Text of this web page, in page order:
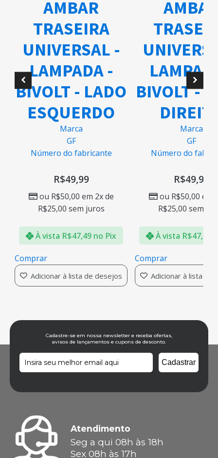
AMBAR
TRASEIRA
UNIVERSAL -
LAMPADA -
BIVOLT - LADO
ESQUERDO
Marca
GF
Número do fabricante
R$49,99
ou R$50,00 em 2x de
R$25,00 sem juros
À vista R$47,49 no Pix
Comprar
Adicionar à lista de desejos
BIVOLT -
Marca
GF
Número do
R$49,99
ou R$50,00 em
R$25,00 sem
À vista R$47,49
Comprar
Adicionar à lista de
Cadastre-se em nossa newsletter e receba ofertas,
avisos de lançamentos e cupons de desconto.
Atendimento
Seg a qui 08h às 18h
Sex 08h às 17h